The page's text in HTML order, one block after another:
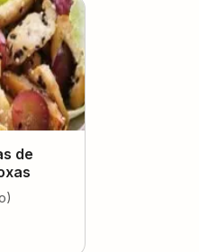
de
)